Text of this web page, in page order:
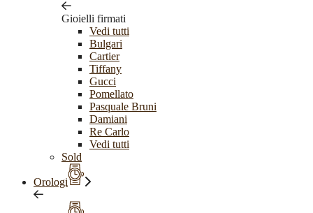
Gioielli firmati
Vedi tutti
Bulgari
Cartier
Tiffany
Gucci
Pomellato
Pasquale Bruni
Damiani
Re Carlo
Vedi tutti
Sold
Orologi